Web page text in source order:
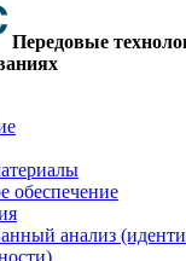
Передовые
обеспечение
анализ